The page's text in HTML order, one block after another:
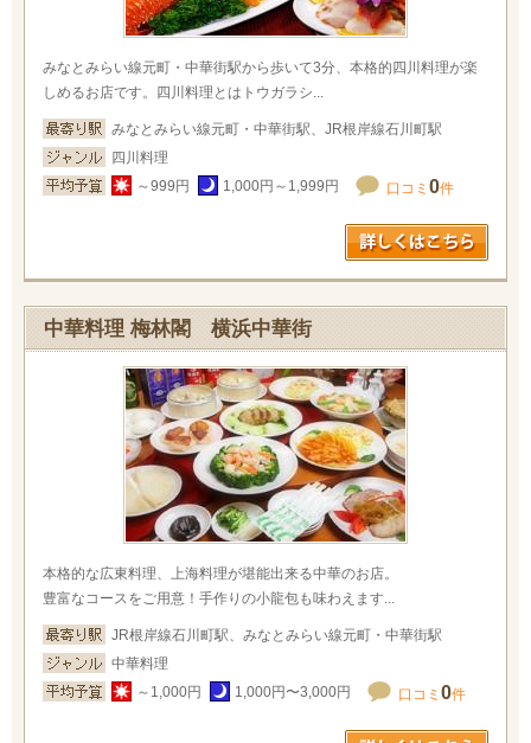
みなとみらい線元町・中華街駅から歩いて3分、本格的四川料理が楽
しめるお店です。四川料理とはトウガラシ...
みなとみらい線元町・中華街駅、JR根岸線石川町駅
四川料理
～999円
1,000円～1,999円 口コミ 0件
中華料理 梅林閣 横浜中華街
本格的な広東料理、上海料理が堪能出来る中華のお店。
豊富なコースをご用意！手作りの小龍包も味わえます...
JR根岸線石川町駅、みなとみらい線元町・中華街駅
中華料理
～1,000円
1,000円〜3,000円 口コミ 0件